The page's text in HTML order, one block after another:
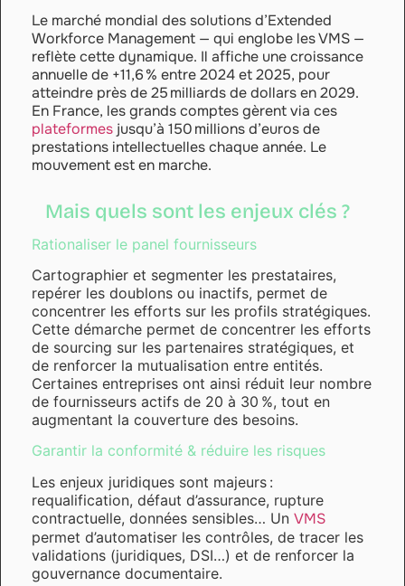
Le marché mondial des solutions d’Extended
Workforce Management — qui englobe les VMS —
reflète cette dynamique. Il affiche une croissance
annuelle de +11,6 % entre 2024 et 2025, pour
atteindre près de 25 milliards de dollars en 2029.
En France, les grands comptes gèrent via ces
plateformes jusqu’à 150 millions d’euros de
prestations intellectuelles chaque année. Le
mouvement est en marche.
Mais quels sont les enjeux clés ?
Rationaliser le panel fournisseurs
Cartographier et segmenter les prestataires,
repérer les doublons ou inactifs, permet de
concentrer les efforts sur les profils stratégiques.
Cette démarche permet de concentrer les efforts
de sourcing sur les partenaires stratégiques, et
de renforcer la mutualisation entre entités.
Certaines entreprises ont ainsi réduit leur nombre
de fournisseurs actifs de 20 à 30 %, tout en
augmentant la couverture des besoins.
Garantir la conformité & réduire les risques
Les enjeux juridiques sont majeurs :
requalification, défaut d’assurance, rupture
contractuelle, données sensibles… Un VMS
permet d’automatiser les contrôles, de tracer les
validations (juridiques, DSI…) et de renforcer la
gouvernance documentaire.